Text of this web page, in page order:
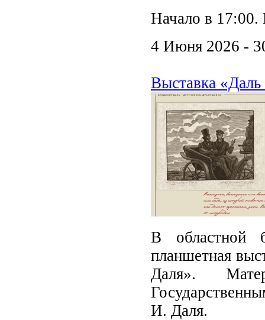
Начало в 17:00.
4 Июня 2026 -
Выставка
В областной
планшетная
Даля».
И. Даля.